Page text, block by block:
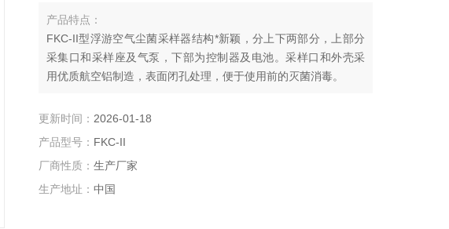
产品特点：
FKC-II型浮游空气尘菌采样器结构*新颖，分上下两部分，上部分
采集口和采样座及气泵，下部为控制器及电池。采样口和外壳采
用优质航空铝制造，表面闭孔处理，便于使用前的灭菌消毒。
更新时间： 2026-01-18
产品型号： FKC-II
厂商性质： 生产厂家
生产地址： 中国